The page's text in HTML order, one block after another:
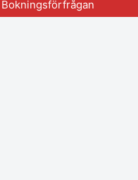
Bokningsförfrågan